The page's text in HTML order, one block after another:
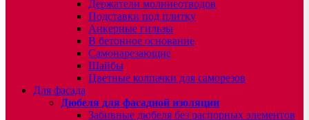
Держатели молниеотводов
Подставки под плитку
Анкерные гильзы
В бетонное основание
Самонарезающие
Шайбы
Цветные колпачки для саморезов
Для фасада
Дюбеля для фасадной изоляции
Забивные дюбеля без распорных элементов